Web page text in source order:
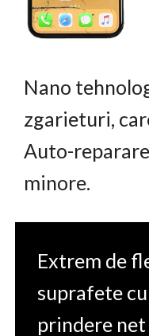
Nano
zgarieturi,
Auto-
minore.
Extrem de
suprafete
prindere